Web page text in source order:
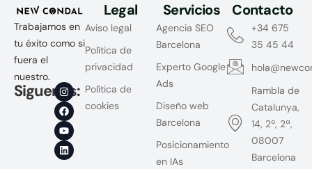
Trabajamos en
tu éxito como si
fuera el
nuestro.
Siguenos:
Legal
Aviso legal
Política de
privacidad
Política de
cookies
Servicios
Agencia SEO
Barcelona
Experto Google
Ads
Diseño web
Barcelona
Posicionamiento
en IAs
Contacto
+34 675
35 45 44
Rambla de
Catalunya,
14, 2º, 2ª,
08007
Barcelona